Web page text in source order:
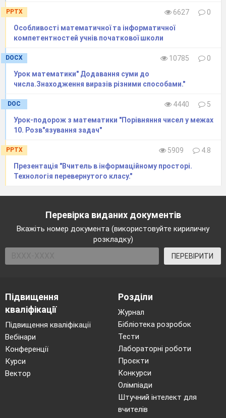
PPTX 6627
0
Особливості математичної та інформатичної
компетентностей учнів початкової школи
DOCX 10785
0
Урок математики" Додавання суми до
числа.Знаходження виразiв рiзними способами."
DOC 4440
5
Урок-подорож з математики "Порівняння чисел у межах
10. Розв"язування задач"
PPTX 5909
4.8
Презентація "Вчитель в інформаційному просторі.
Технологія перевернутого класу."
Перевірка виданих документів
Вкажіть номер документа (використовуйте кириличну
розкладку)
ПЕРЕВІРИТИ
Підвищення
кваліфікації
Підвищення кваліфікації
Вебінари
Конференції
Курси
Вектор
Розділи
Журнал
Бібліотека розробок
Тести
Лабораторні роботи
Проєкти
Конкурси
Олімпіади
Штучний інтелект для
вчителів